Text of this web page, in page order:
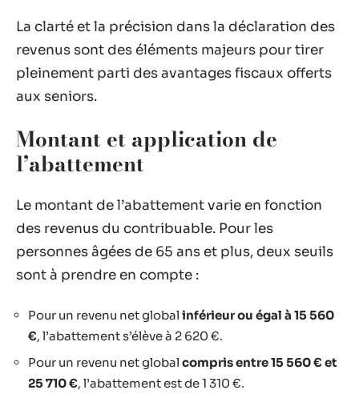
La clarté et la précision dans la déclaration des
revenus sont des éléments majeurs pour tirer
pleinement parti des avantages fiscaux offerts
aux seniors.
Montant et application de
l’abattement
Le montant de l’abattement varie en fonction
des revenus du contribuable. Pour les
personnes âgées de 65 ans et plus, deux seuils
sont à prendre en compte :
Pour un revenu net global inférieur ou égal à 15 560
€, l’abattement s’élève à 2 620 €.
Pour un revenu net global compris entre 15 560 € et
25 710 €, l’abattement est de 1 310 €.